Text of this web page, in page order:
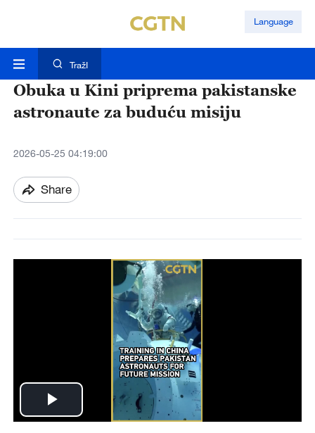
Language
TražI
Obuka u Kini priprema pakistanske
astronaute za buduću misiju
2026-05-25 04:19:00
Share
P